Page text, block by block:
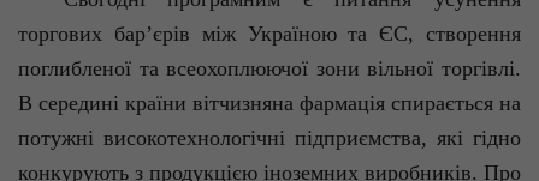
торгових бар’єрів між Україною та ЄС, створення
поглибленої та всеохоплюючої зони вільної торгівлі.
В середині країни вітчизняна фармація спирається на
потужні високотехнологічні підприємства, які гідно
конкурують з продукцією іноземних виробників. Про